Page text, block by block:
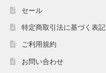
セール
特定商取引法に基づく表記
ご利用規約
お問い合わせ